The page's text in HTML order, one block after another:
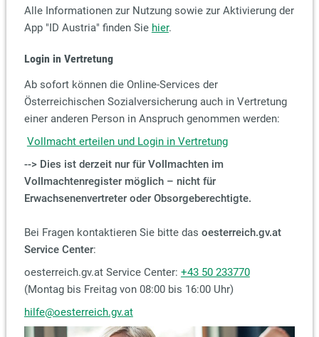
Alle Informationen zur Nutzung sowie zur Aktivierung der
App "ID Austria" finden Sie hier.
Login in Vertretung
Ab sofort können die Online-Services der
Österreichischen Sozialversicherung auch in Vertretung
einer anderen Person in Anspruch genommen werden:
Vollmacht erteilen und Login in Vertretung
--> Dies ist derzeit nur für Vollmachten im
Vollmachtenregister möglich – nicht für
Erwachsenenvertreter oder Obsorgeberechtigte.
Bei Fragen kontaktieren Sie bitte das oesterreich.gv.at
Service Center:
oesterreich.gv.at Service Center: +43 50 233770
(Montag bis Freitag von 08:00 bis 16:00 Uhr)
hilfe@oesterreich.gv.at